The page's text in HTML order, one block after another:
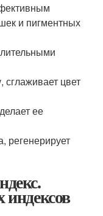
и пигментных
цвет
ее
регенерирует